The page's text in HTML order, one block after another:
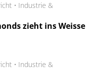
• Industrie &
zieht ins Weisse
• Industrie &